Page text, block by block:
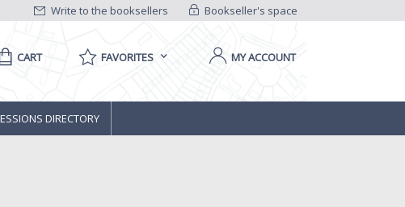
Bookseller's space
Write to the booksellers
CART FAVORITES MY ACCOUNT
DIRECTORY